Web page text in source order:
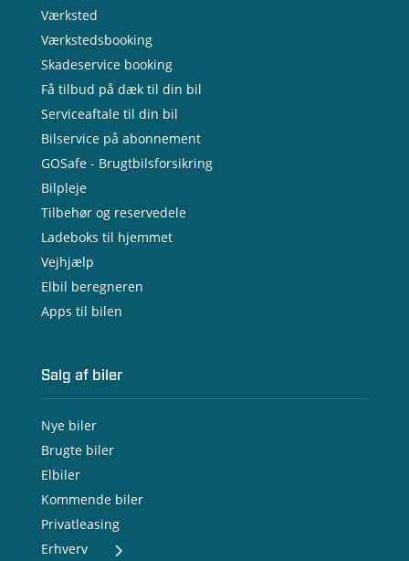
Værksted
Værkstedsbooking
Skadeservice booking
Få tilbud på dæk til din bil
Serviceaftale til din bil
Bilservice på abonnement
GOSafe - Brugtbilsforsikring
Bilpleje
Tilbehør og reservedele
Ladeboks til hjemmet
Vejhjælp
Elbil beregneren
Apps til bilen
Salg af biler
Nye biler
Brugte biler
Elbiler
Kommende biler
Privatleasing
Erhverv